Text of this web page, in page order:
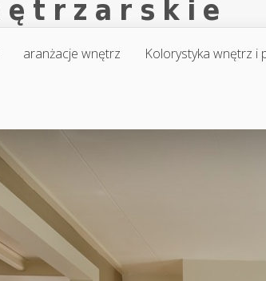
aranżacje wnętrz Kolorystyka wnętrz i